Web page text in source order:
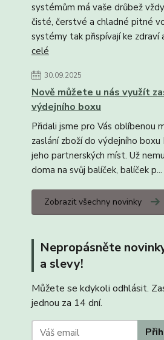
systémům má vaše drůbež
čisté, čerstvé a chladné pitné
systémy tak přispívají ke zdraví
celé
30.09.2025
Nově můžete u nás využít
výdejního boxu
Přidali jsme pro Vás oblíbenou
zaslání zboží do výdejního boxu
jeho partnerských míst. Už
doma na svůj balíček, balíček p...
Zobrazit všechny novinky
Nepropásněte
a slevy!
Můžete se kdykoli odhlásit.
jednou za 14 dní.